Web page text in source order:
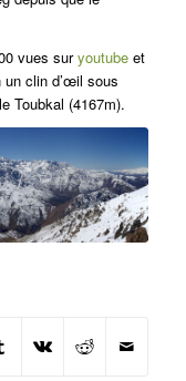
vues suryoutubeet
clin d’œil sous
Toubkal (4167m).